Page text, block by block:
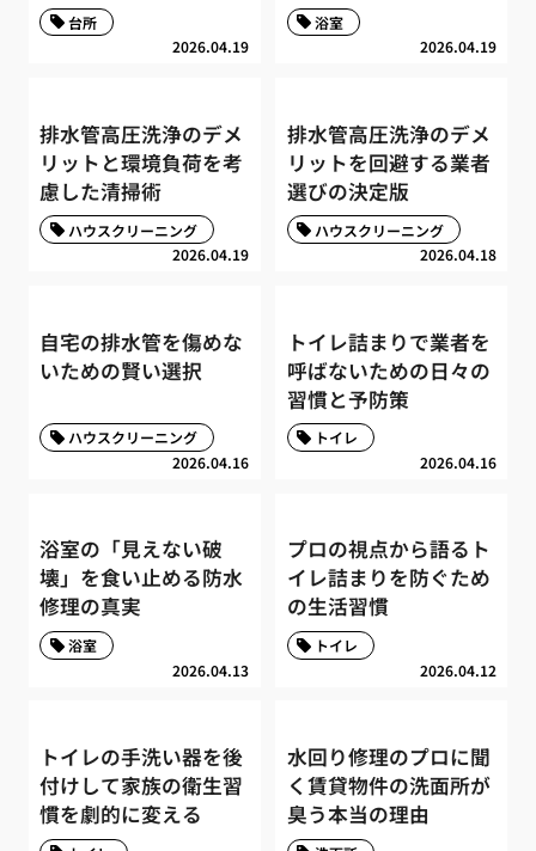
2026.04.19
台所
2026.04.19
浴室
排水管高圧洗浄のデメ
リットと環境負荷を考
慮した清掃術
2026.04.19
ハウスクリーニング
排水管高圧洗浄のデメ
リットを回避する業者
選びの決定版
2026.04.18
ハウスクリーニング
自宅の排水管を傷めな
いための賢い選択
2026.04.16
ハウスクリーニング
トイレ詰まりで業者を
呼ばないための日々の
習慣と予防策
2026.04.16
トイレ
浴室の「見えない破
壊」を食い止める防水
修理の真実
2026.04.13
浴室
プロの視点から語るト
イレ詰まりを防ぐため
の生活習慣
2026.04.12
トイレ
トイレの手洗い器を後
付けして家族の衛生習
慣を劇的に変える
水回り修理のプロに聞
く賃貸物件の洗面所が
臭う本当の理由